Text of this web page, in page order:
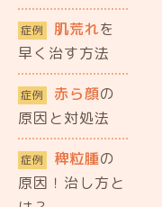
症例 肌荒れを
早く治す方法
症例 赤ら顔の
原因と対処法
症例 稗粒腫の
原因！治し方と